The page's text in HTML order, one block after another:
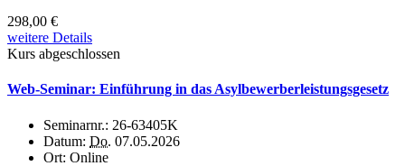
298,00 €
weitere Details
Kurs abgeschlossen
Web-Seminar: Einführung in das Asylbewerberleistungsgesetz
Seminarnr.: 26-63405K
Datum: Do. 07.05.2026
Ort: Online